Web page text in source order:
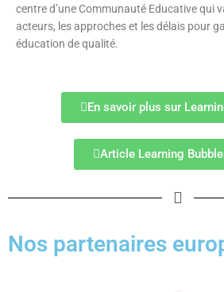
centre d’une Communauté Educative qui
acteurs, les approches et les délais pour
éducation de qualité.
En savoir plus sur
Article Learning
Nos partenaires